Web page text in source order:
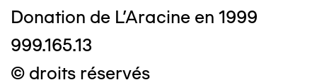
Donation de L'Aracine en 1999
999.165.13
© droits réservés